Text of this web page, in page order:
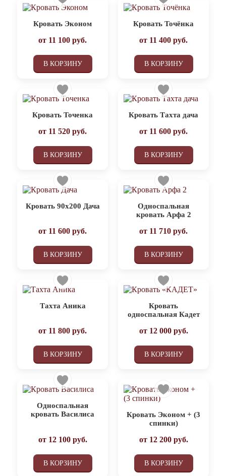
Кровать Эконом
от 11 100 руб.
В КОРЗИНУ
Кровать Точёнка
от 11 400 руб.
В КОРЗИНУ
Кровать Точенка
от 11 520 руб.
В КОРЗИНУ
Кровать Тахта дача
от 11 600 руб.
В КОРЗИНУ
Кровать 90х200 Дача
от 11 600 руб.
В КОРЗИНУ
Односпальная
кровать Арфа 2
от 11 710 руб.
В КОРЗИНУ
Тахта Аника
от 11 800 руб.
В КОРЗИНУ
Кровать
односпальная Кадет
от 12 000руб.
В КОРЗИНУ
Односпальная
кровать Василиса
от 12 100руб.
В КОРЗИНУ
Кровать Эконом + (3
спинки)
от 12 200руб.
В КОРЗИНУ